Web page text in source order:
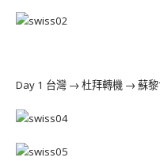
Day 1 台灣 → 杜拜轉機 → 蘇